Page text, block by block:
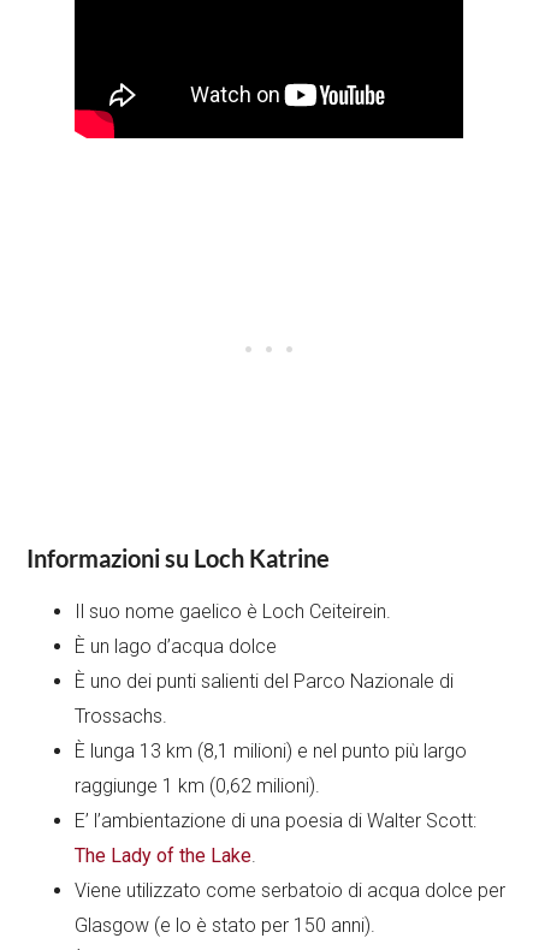
Informazioni su Loch Katrine
Il suo nome gaelico è Loch Ceiteirein.
È un lago d’acqua dolce
È uno dei punti salienti del Parco Nazionale di
Trossachs.
È lunga 13 km (8,1 milioni) e nel punto più largo
raggiunge 1 km (0,62 milioni).
E’ l’ambientazione di una poesia di Walter Scott:
The Lady of the Lake.
Viene utilizzato come serbatoio di acqua dolce per
Glasgow (e lo è stato per 150 anni).